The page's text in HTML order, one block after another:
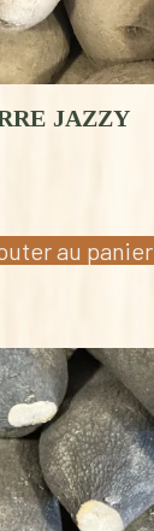
JAZZY
au panier